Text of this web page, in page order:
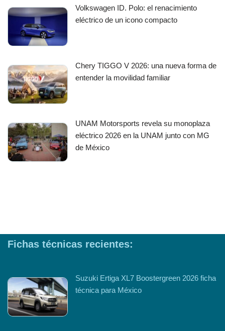
Volkswagen ID. Polo: el renacimiento
eléctrico de un icono compacto
Chery TIGGO V 2026: una nueva forma de
entender la movilidad familiar
UNAM Motorsports revela su monoplaza
eléctrico 2026 en la UNAM junto con MG
de México
Fichas técnicas recientes:
Suzuki Ertiga XL7 Boostergreen 2026 ficha
técnica para México